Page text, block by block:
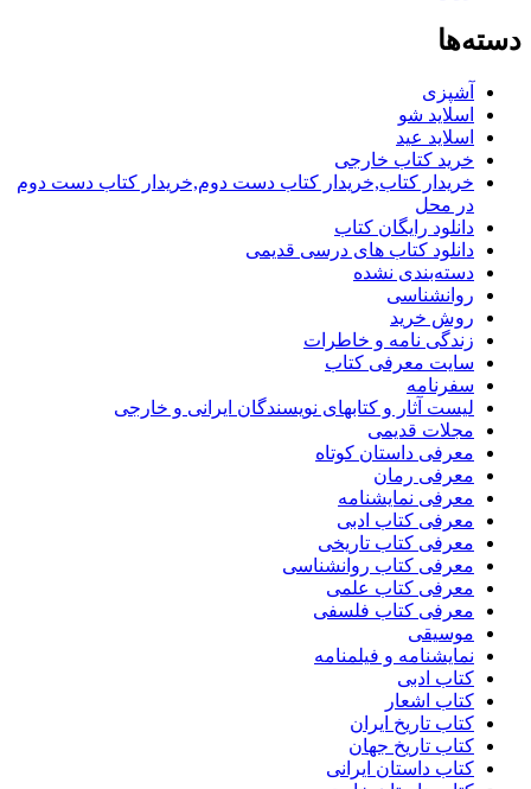
دسته‌ها
آشپزی
اسلاید شو
اسلاید عید
خرید کتاب خارجی
خریدار کتاب,خریدار کتاب دست دوم,خریدار کتاب دست دوم
در محل
دانلود رایگان کتاب
دانلود کتاب های درسی قدیمی
دسته‌بندی نشده
روانشناسی
روش خرید
زندگی نامه و خاطرات
سایت معرفی کتاب
سفرنامه
لیست آثار و کتابهای نویسندگان ایرانی و خارجی
مجلات قدیمی
معرفی داستان کوتاه
معرفی رمان
معرفی نمایشنامه
معرفی کتاب ادبی
معرفی کتاب تاریخی
معرفی کتاب روانشناسی
معرفی کتاب علمی
معرفی کتاب فلسفی
موسیقی
نمایشنامه و فیلمنامه
کتاب ادبی
کتاب اشعار
کتاب تاریخ ایران
کتاب تاریخ جهان
کتاب داستان ایرانی